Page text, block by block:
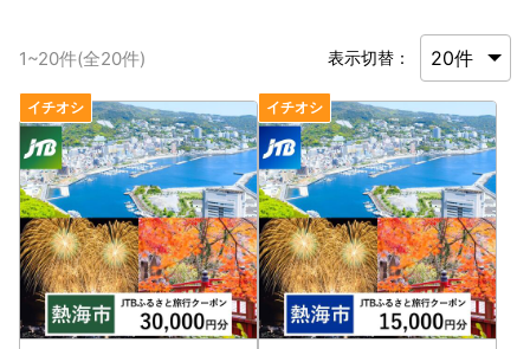
1~20件(全20件) 表示切替：